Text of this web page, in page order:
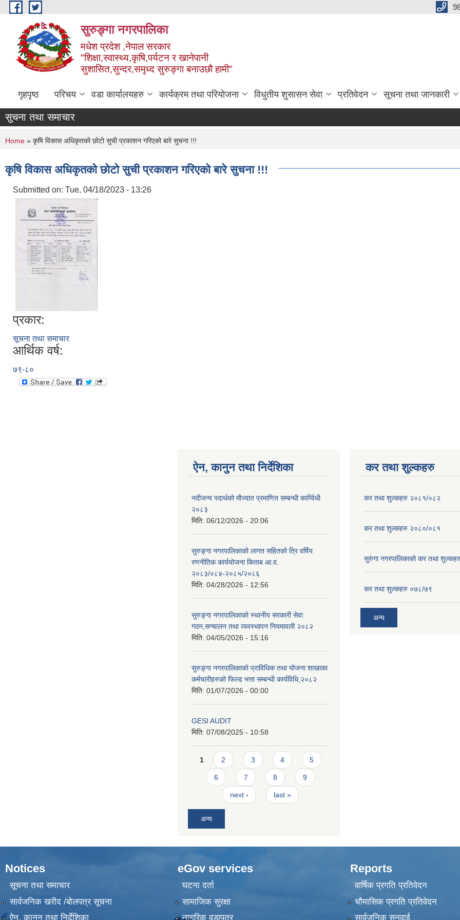
Skip to main content
सुरुङ्‍गा नगरपालिका
मधेश प्रदेश ,नेपाल सरकार
"शिक्षा,स्वास्थ्य,कृषि,पर्यटन र खानेपानी
सुशासित,सुन्दर,समृध्द सुरुङ्गा बनाउछौ हामी"
गृहपृष्ठ परिचय वडा कार्यालयहरु कार्यक्रम तथा परियोजना विधुतीय शुसासन सेवा प्रतिवेदन सूचना तथा जानकारी
सुचना तथा समाचार
You are here
Home » कृषि विकास अधिकृतको छोटो सुची प्रकाशन गरिएको बारे सुचना !!!
कृषि विकास अधिकृतको छोटो सुची प्रकाशन गरिएको बारे सुचना !!!
Submitted on: Tue, 04/18/2023 - 13:26
प्रकार:
सूचना तथा समाचार
आर्थिक वर्ष:
७९-८०
ऐन, कानुन तथा निर्देशिका
नदीजन्य पदार्थको मौज्दात प्रमाणित सम्बन्धी कार्य्विधी
२०८३
मिति: 06/12/2026 - 20:06
सुरुङ्गा नगरपालिकाको लागत सहितको त्रि वर्षिय
रणनीतिक कार्ययोजना किताब आ.व.
२०८३/०८४-२०८५/२०८६
मिति: 04/28/2026 - 12:56
सुरुङ्गा नगरपालिकाको स्थानीय सरकारी सेवा
गठन,सन्चालन तथा व्यवस्थापन नियमावली २०८२
मिति: 04/05/2026 - 15:16
सुरुङ्गा नगरपालिकाको प्राविधिक तथा योजना शाखाका
कर्मचारीहरुको फिल्ड भत्ता सम्बन्धी कार्यविधि,२०८२
मिति: 01/07/2026 - 00:00
GESI AUDIT
मिति: 07/08/2025 - 10:58
Pages
1 2 3 4 5
6 7 8 9
next › last »
अन्य
कर तथा शुल्कहरु
कर तथा शुल्कहरु २०८१/०८२
कर तथा शुल्कहरु २०८०/०८१
सुरुंगा नगरपालिकाको कर तथा
कर तथा शुल्कहरु ०७८/७९
अन्य
Notices
सूचना तथा समाचार
सार्वजनिक खरीद /बोलपत्र सूचना
ऐन, कानुन तथा निर्देशिका
eGov services
घटना दर्ता
सामाजिक सुरक्षा
नागरिक वडापत्र
Reports
वार्षिक प्रगति प्रतिवेदन
चौमासिक प्रगति प्रतिवेदन
सार्वजनिक सुनुवाई